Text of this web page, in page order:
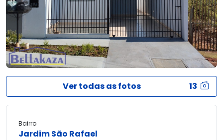
Ver todas as fotos 13
Bairro
Jardim São Rafael